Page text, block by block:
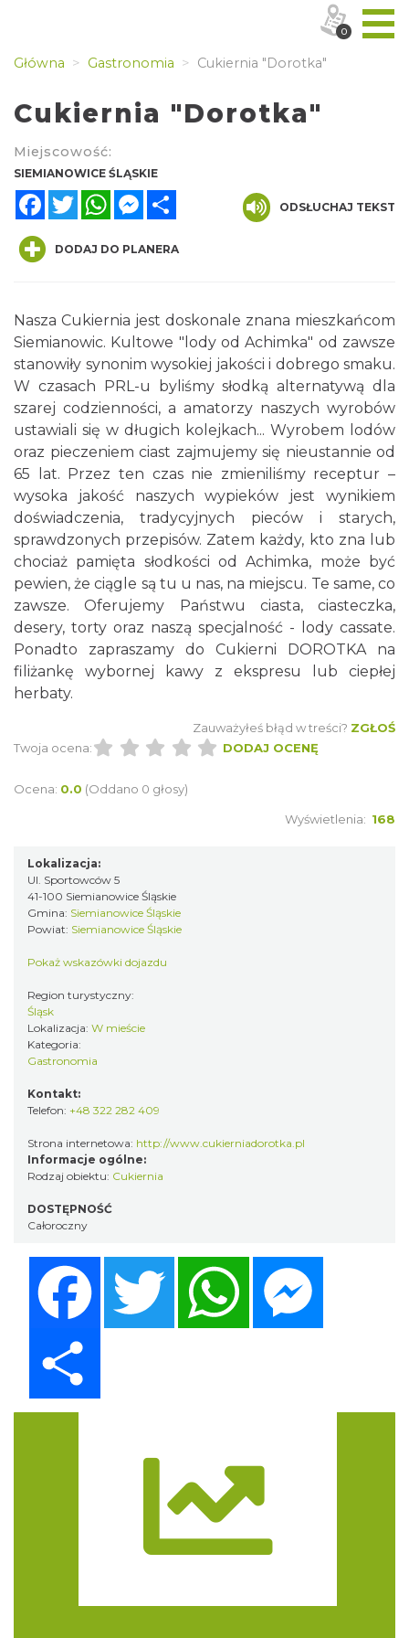
Główna Gastronomia Cukiernia "Dorotka"
Cukiernia "Dorotka"
Miejscowość:
SIEMIANOWICE ŚLĄSKIE
FacebookTwitterWhatsAppMessenger
ODSŁUCHAJ TEKST
DODAJ DO PLANERA
Nasza Cukiernia jest doskonale znana mieszkańcom
Siemianowic. Kultowe "lody od Achimka" od zawsze
stanowiły synonim wysokiej jakości i dobrego smaku.
W czasach PRL-u byliśmy słodką alternatywą dla
szarej codzienności, a amatorzy naszych wyrobów
ustawiali się w długich kolejkach... Wyrobem lodów
oraz pieczeniem ciast zajmujemy się nieustannie od
65 lat. Przez ten czas nie zmieniliśmy receptur –
wysoka jakość naszych wypieków jest wynikiem
doświadczenia, tradycyjnych pieców i starych,
sprawdzonych przepisów. Zatem każdy, kto zna lub
chociaż pamięta słodkości od Achimka, może być
pewien, że ciągle są tu u nas, na miejscu. Te same, co
zawsze. Oferujemy Państwu ciasta, ciasteczka,
desery, torty oraz naszą specjalność - lody cassate.
Ponadto zapraszamy do Cukierni DOROTKA na
filiżankę wybornej kawy z ekspresu lub ciepłej
herbaty.
Zauważyłeś błąd w treści? ZGŁOŚ
Twoja ocena:
DODAJ OCENĘ
Ocena: 0.0 (Oddano 0 głosy)
Wyświetlenia: 168
Lokalizacja:
Ul. Sportowców 5
41-100 Siemianowice Śląskie
Gmina: Siemianowice Śląskie
Powiat: Siemianowice Śląskie
Pokaż wskazówki dojazdu
Region turystyczny:
Śląsk
Lokalizacja: W mieście
Kategoria:
Gastronomia
Kontakt:
Telefon: +48 322 282 409
Strona internetowa: http://www.cukierniadorotka.pl
Informacje ogólne:
Rodzaj obiektu: Cukiernia
DOSTĘPNOŚĆ
Całoroczny
Twitter WhatsApp
0